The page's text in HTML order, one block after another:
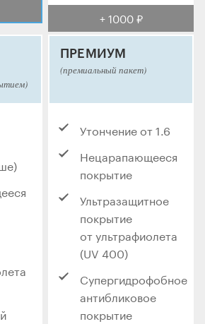
+ 1000 ₽
ПРЕМИУМ
(премиальный пакет)
Утончение от 1.6
Нецарапающееся
покрытие
Ультразащитное
покрытие
от ультрафиолета
(UV 400)
Супергидрофобное
антибликовое
покрытие